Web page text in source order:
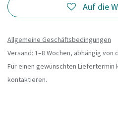
Auf die
Allgemeine Geschäftsbedingungen
Versand: 1–8 Wochen, abhängig von
Für einen gewünschten Liefertermin
kontaktieren.